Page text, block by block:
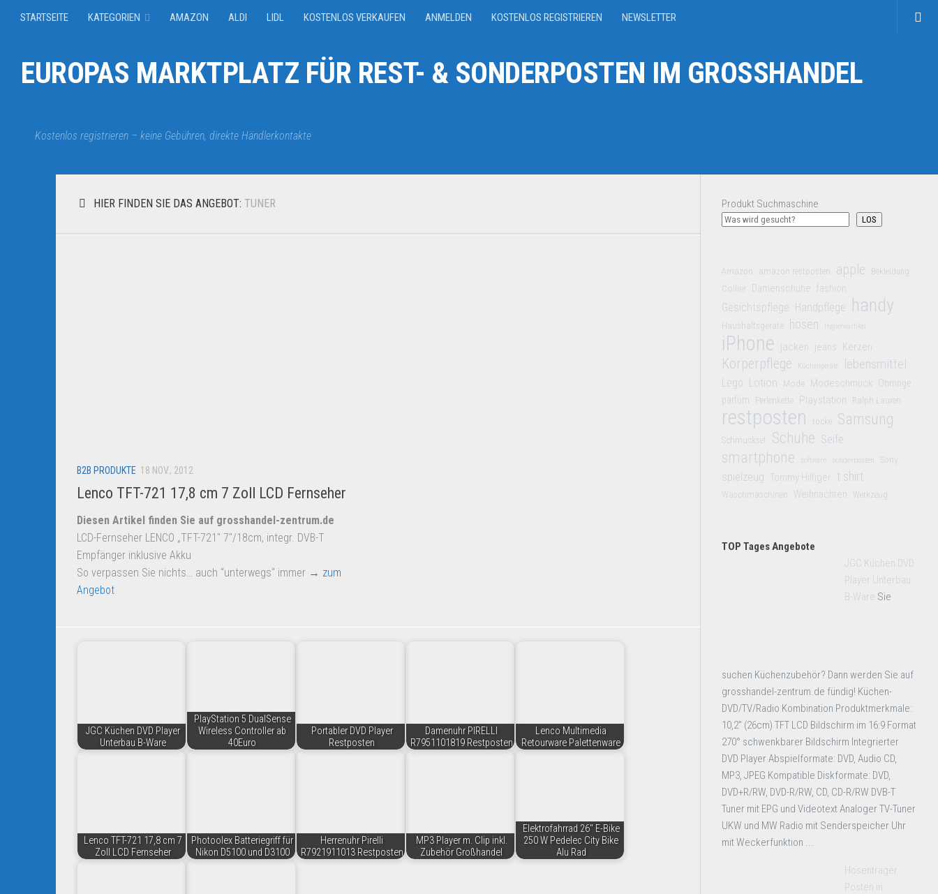
STARTSEITE KATEGORIEN AMAZON ALDI LIDL KOSTENLOS VERKAUFEN ANMELDEN KOSTENLOS REGISTRIEREN NEWSLETTER
EUROPAS MARKTPLATZ FÜR REST- & SONDERPOSTEN IM GROSSHANDEL
Kostenlos registrieren – keine Gebühren, direkte Händlerkontakte
HIER FINDEN SIE DAS ANGEBOT: TUNER
B2B PRODUKTE 18 NOV., 2012
Lenco TFT-721 17,8 cm 7 Zoll LCD Fernseher
Diesen Artikel finden Sie auf grosshandel-zentrum.de
LCD-Fernseher LENCO „TFT-721″ 7″/18cm, integr. DVB-T
Empfänger inklusive Akku
So verpassen Sie nichts… auch “unterwegs“ immer → zum
Angebot
JGC Küchen DVD Player
Unterbau B-Ware
PlayStation 5 DualSense
Wireless Controller ab
40Euro
Portabler DVD Player
Restposten
Damenuhr PIRELLI
R7951101819 Restposten
Lenco Multimedia
Retourware Palettenware
Lenco TFT-721 17,8 cm 7
Zoll LCD Fernseher
Photoolex Batteriegriff für
Nikon D5100 und D3100
Herrenuhr Pirelli
R7921911013 Restposten
MP3 Player m. Clip inkl.
Zubehör Großhandel
Elektrofahrrad 26" E-Bike
250 W Pedelec City Bike
Alu Rad
Produkt Suchmaschine
LOS
Amazon amazon restposten apple Bekleidung
Collier Damenschuhe fashion
Gesichtspflege Handpflege handy
Haushaltsgeräte hosen Hygieneartikel
iPhone jacken jeans Kerzen
Körperpflege Küchengeräte lebensmittel
Lego Lotion Mode Modeschmuck Ohrringe
parfüm
Perlenkette Playstation Ralph Lauren
restposten röcke Samsung
Schmuckset Schuhe Seife
smartphone software sonderposten Sony
spielzeug Tommy Hilfiger t shirt
Waschmaschinen Weihnachten Werkzeug
TOP Tages Angebote
JGC Küchen DVD
Player Unterbau
B-Ware Sie
suchen Küchenzubehör? Dann werden Sie auf
grosshandel-zentrum.de fündig! Küchen-
DVD/TV/Radio Kombination Produktmerkmale:
10,2" (26cm) TFT LCD Bildschirm im 16:9 Format
270° schwenkbarer Bildschirm Integrierter
DVD Player Abspielformate: DVD, Audio CD,
MP3, JPEG Kompatible Diskformate: DVD,
DVD+R/RW, DVD-R/RW, CD, CD-R/RW DVB-T
Tuner mit EPG und Videotext Analoger TV-Tuner
UKW und MW Radio mit Senderspeicher Uhr
mit Weckerfunktion ...
Hosenträger
Posten in